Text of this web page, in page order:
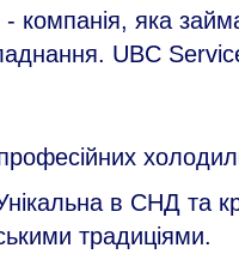
- компанія, яка
UBC
в СНД та
традиціями.